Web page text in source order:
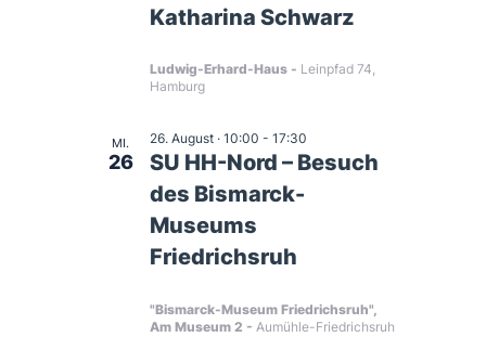
e
-
v
Katharina Schwarz
Ludwig-Erhard-Haus
Leinpfad 74,
Hamburg
MI.
26
SU HH-Nord – Besuch
des Bismarck-
Museums
Friedrichsruh
26. August · 10:00 - 17:30
"Bismarck-Museum Friedrichsruh",
Am Museum 2
Aumühle-Friedrichsruh